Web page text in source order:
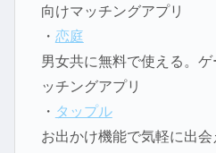
向けマッチングアプリ
・ 恋庭
男女共に無料で使える。
ッチングアプリ
・ タップル
お出かけ機能で気軽に出